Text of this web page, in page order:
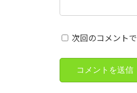
次回のコメント